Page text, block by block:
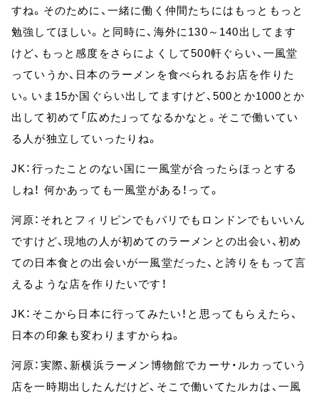
すね。そのために、一緒に働く仲間たちにはもっともっと
勉強してほしい。と同時に、海外に130～140出してます
けど、もっと感度をさらによくして500軒ぐらい、一風堂
っていうか、日本のラーメンを食べられるお店を作りた
い。いま15か国ぐらい出してますけど、500とか1000とか
出して初めて「広めた」ってなるかなと。そこで働いてい
る人が独立していったりね。
JK：行ったことのない国に一風堂が合ったらほっとする
しね！ 何かあっても一風堂がある！って。
河原：それとフィリピンでもパリでもロンドンでもいいん
ですけど、現地の人が初めてのラーメンとの出会い、初め
ての日本食との出会いが一風堂だった、と誇りをもって言
えるような店を作りたいです！
JK：そこから日本に行ってみたい！と思ってもらえたら、
日本の印象も変わりますからね。
河原：実際、新横浜ラーメン博物館でカーサ・ルカっていう
店を一時期出したんだけど、そこで働いてたルカは、一風